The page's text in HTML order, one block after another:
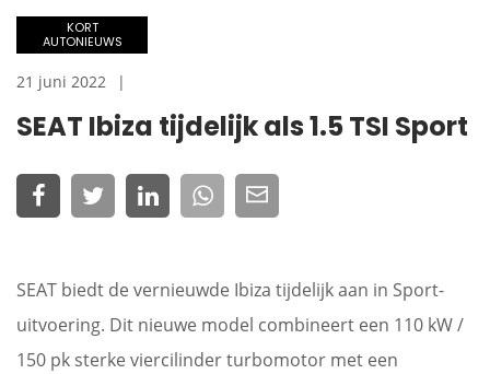
SEAT Ibiza tijdelijk als 1.5 TSI Sport
KORT
AUTONIEUWS
21 juni 2022
SEAT biedt de vernieuwde Ibiza tijdelijk aan in Sport-
uitvoering. Dit nieuwe model combineert een 110 kW /
150 pk sterke viercilinder turbomotor met een